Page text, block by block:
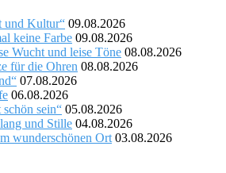
und Kultur“ 09.08.2026
keine Farbe 09.08.2026
Wucht und leise Töne 08.08.2026
für die Ohren 08.08.2026
07.08.2026
06.08.2026
sein“ 05.08.2026
und Stille 04.08.2026
wunderschönen Ort 03.08.2026